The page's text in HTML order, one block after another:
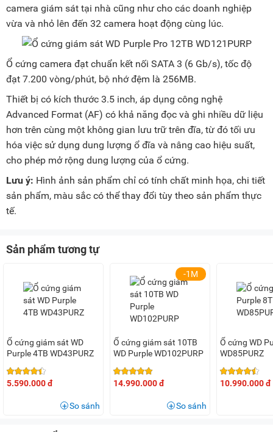
camera giám sát tại nhà cũng như cho các doanh nghiệp
vừa và nhỏ lên đến 32 camera hoạt động cùng lúc.
Ổ cứng camera đạt chuẩn kết nối SATA 3 (6 Gb/s), tốc độ
đạt 7.200 vòng/phút, bộ nhớ đệm là 256MB.
Thiết bị có kích thước 3.5 inch, áp dụng công nghệ
Advanced Format (AF) có khả năng đọc và ghi nhiều dữ liệu
hơn trên cùng một không gian lưu trữ trên đĩa, từ đó tối ưu
hóa việc sử dụng dung lượng ổ đĩa và nâng cao hiệu suất,
cho phép mở rộng dung lượng của ổ cứng.
Lưu ý: Hình ảnh sản phẩm chỉ có tính chất minh họa, chi tiết
sản phẩm, màu sắc có thể thay đổi tùy theo sản phẩm thực
tế.
Sản phẩm tương tự
Ổ cứng giám sát WD
Purple 4TB WD43PURZ
5.590.000 đ
So sánh
-1M
Ổ cứng giám sát 10TB
WD Purple WD102PURP
14.990.000 đ
So sánh
Ổ cứng WD
WD85PURZ
10.990.000 đ